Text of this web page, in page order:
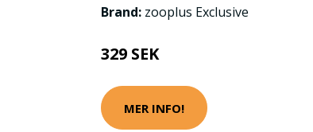
Brand: zooplus Exclusive
329 SEK
MER INFO!